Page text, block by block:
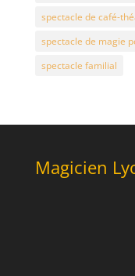
spectacle de café-
spectacle de magie
spectacle familial
Magicien